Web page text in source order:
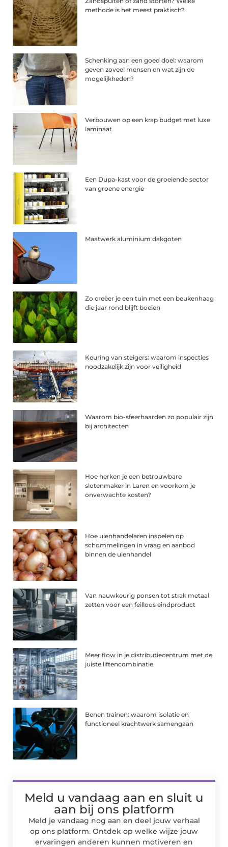
methode is het meest praktisch?
Schenking aan een goed doel: waarom
geven zoveel mensen en wat zijn de
mogelijkheden?
Verbouwen op een krap budget met luxe
laminaat
Een Dupa-kast voor de groeiende sector
van groene energie
Maatwerk aluminium dakgoten
Zo creëer je een tuin met een beukenhaag
die jaar rond blijft boeien
Keuring van steigers: waarom inspecties
noodzakelijk zijn voor veiligheid
Waarom bio-sfeerhaarden zo populair zijn
bij architecten
Hoe herken je een betrouwbare
slotenmaker in Laren en voorkom je
onverwachte kosten?
Hoe uienhandelaren inspelen op
schommelingen in vraag en aanbod
binnen de uienhandel
Van nauwkeurig ponsen tot strak metaal
zetten voor een feilloos eindproduct
Meer flow in je distributiecentrum met de
juiste liftencombinatie
Benen trainen: waarom isolatie en
functioneel krachtwerk samengaan
Meld u vandaag aan en sluit u
aan bij ons platform
Meld je vandaag nog aan en deel jouw verhaal
op ons platform. Ontdek op welke wijze jouw
ervaringen anderen kunnen motiveren en